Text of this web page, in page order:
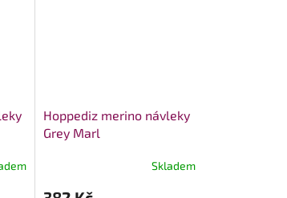
Hoppediz merino návleky
Grey Marl
Skladem